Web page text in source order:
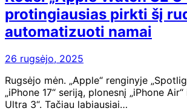
protingiausias pirkti šį
automatizuoti namai
26 rugsėjo, 2025
Rugsėjo mėn. „Apple“ renginyje
„iPhone 17“ seriją, plonesnį „iPhone
Ultra 3“. Tačiau labiausiai…